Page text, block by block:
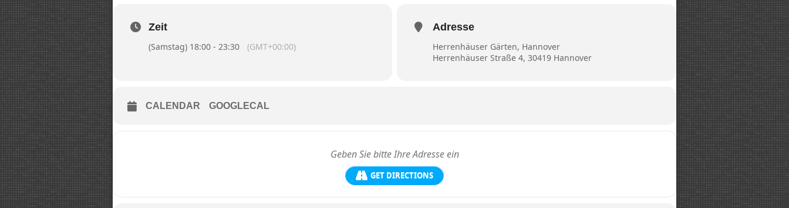
Zeit
(Samstag) 18:00 - 23:30 (GMT+00:00)
Adresse
Herrenhäuser Gärten, Hannover
Herrenhäuser Straße 4, 30419 Hannover
CALENDAR GOOGLECAL
GET DIRECTIONS